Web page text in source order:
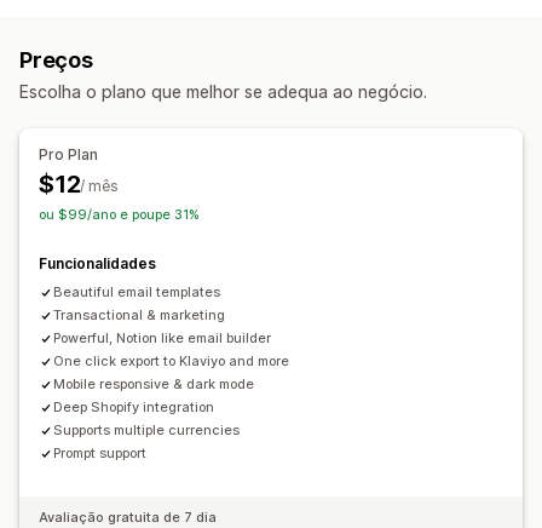
Carrinho abandonado
E-mails de boas-vindas
E-mails de seguimento
E-mails de reposição em stock
Recomendações de produtos
Campanhas personalizadas
Ofertas de desconto
Preços
Escolha o plano que melhor se adequa ao negócio.
Pro Plan
$12/ mês
ou $99/ano e poupe 31%
Funcionalidades
Beautiful email templates
Transactional & marketing
Powerful, Notion like email builder
One click export to Klaviyo and more
Mobile responsive & dark mode
Deep Shopify integration
Supports multiple currencies
Prompt support
Avaliação gratuita de 7 dia